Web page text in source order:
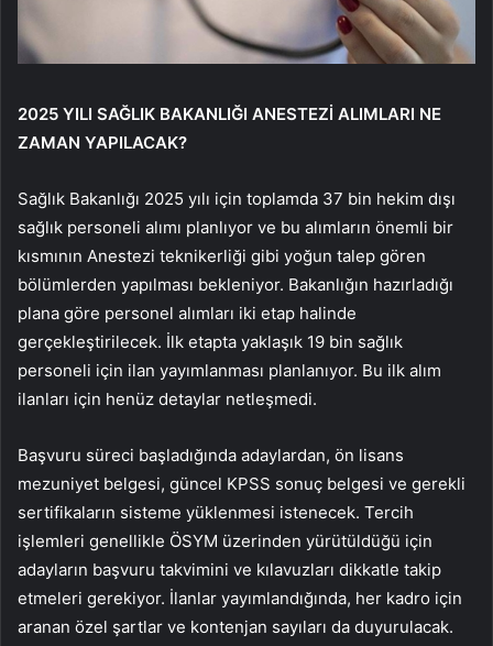
2025 YILI SAĞLIK BAKANLIĞI ANESTEZİ ALIMLARI NE
ZAMAN YAPILACAK?
Sağlık Bakanlığı 2025 yılı için toplamda 37 bin hekim dışı
sağlık personeli alımı planlıyor ve bu alımların önemli bir
kısmının Anestezi teknikerliği gibi yoğun talep gören
bölümlerden yapılması bekleniyor. Bakanlığın hazırladığı
plana göre personel alımları iki etap halinde
gerçekleştirilecek. İlk etapta yaklaşık 19 bin sağlık
personeli için ilan yayımlanması planlanıyor. Bu ilk alım
ilanları için henüz detaylar netleşmedi.
Başvuru süreci başladığında adaylardan, ön lisans
mezuniyet belgesi, güncel KPSS sonuç belgesi ve gerekli
sertifikaların sisteme yüklenmesi istenecek. Tercih
işlemleri genellikle ÖSYM üzerinden yürütüldüğü için
adayların başvuru takvimini ve kılavuzları dikkatle takip
etmeleri gerekiyor. İlanlar yayımlandığında, her kadro için
aranan özel şartlar ve kontenjan sayıları da duyurulacak.